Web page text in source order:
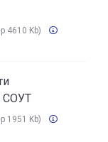
4610 Kb)
СОУТ
1951 Kb)